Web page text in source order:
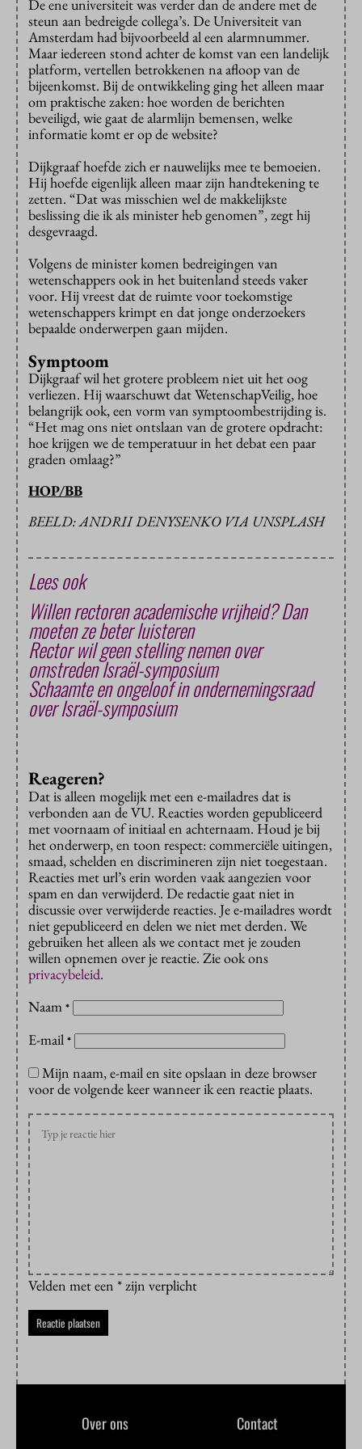
De ene universiteit was verder dan de andere met de
steun aan bedreigde collega’s. De Universiteit van
Amsterdam had bijvoorbeeld al een alarmnummer.
Maar iedereen stond achter de komst van een landelijk
platform, vertellen betrokkenen na afloop van de
bijeenkomst. Bij de ontwikkeling ging het alleen maar
om praktische zaken: hoe worden de berichten
beveiligd, wie gaat de alarmlijn bemensen, welke
informatie komt er op de website?
Dijkgraaf hoefde zich er nauwelijks mee te bemoeien.
Hij hoefde eigenlijk alleen maar zijn handtekening te
zetten. “Dat was misschien wel de makkelijkste
beslissing die ik als minister heb genomen”, zegt hij
desgevraagd.
Volgens de minister komen bedreigingen van
wetenschappers ook in het buitenland steeds vaker
voor. Hij vreest dat de ruimte voor toekomstige
wetenschappers krimpt en dat jonge onderzoekers
bepaalde onderwerpen gaan mijden.
Symptoom
Dijkgraaf wil het grotere probleem niet uit het oog
verliezen. Hij waarschuwt dat WetenschapVeilig, hoe
belangrijk ook, een vorm van symptoombestrijding is.
“Het mag ons niet ontslaan van de grotere opdracht:
hoe krijgen we de temperatuur in het debat een paar
graden omlaag?”
HOP/BB
BEELD: ANDRII DENYSENKO VIA UNSPLASH
Lees ook
Willen rectoren academische vrijheid? Dan
moeten ze beter luisteren
Rector wil geen stelling nemen over
omstreden Israël-symposium
Schaamte en ongeloof in ondernemingsraad
over Israël-symposium
Reageren?
Dat is alleen mogelijk met een e-mailadres dat is
verbonden aan de VU. Reacties worden gepubliceerd
met voornaam of initiaal en achternaam. Houd je bij
het onderwerp, en toon respect: commerciële uitingen,
smaad, schelden en discrimineren zijn niet toegestaan.
Reacties met url’s erin worden vaak aangezien voor
spam en dan verwijderd. De redactie gaat niet in
discussie over verwijderde reacties. Je e-mailadres wordt
niet gepubliceerd en delen we niet met derden. We
gebruiken het alleen als we contact met je zouden
willen opnemen over je reactie. Zie ook ons
privacybeleid.
Naam *
E-mail *
Mijn naam, e-mail en site opslaan in deze browser
voor de volgende keer wanneer ik een reactie plaats.
Velden met een * zijn verplicht
Over ons Contact